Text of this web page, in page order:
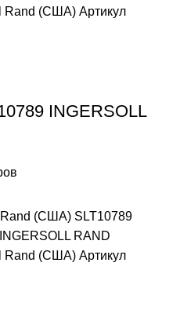
Rand (США) Артикул
INGERSOLL
Rand (США) SLT10789
RAND
Rand (США) Артикул